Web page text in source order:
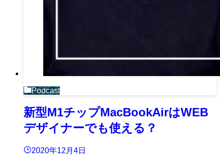
Podcast
新型M1チップMacBookAirはWEB
デザイナーでも使える？
2020年12月4日